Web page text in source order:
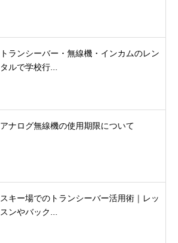
トランシーバー・無線機・インカムのレン
タルで学校行...
アナログ無線機の使用期限について
スキー場でのトランシーバー活用術｜レッ
スンやバック...